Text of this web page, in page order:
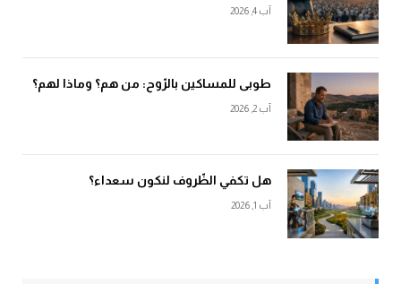
آب 4, 2026
طوبى للمساكين بالرّوح: من هم؟ وماذا لهم؟
آب 2, 2026
هل تكفي الظّروف لنكون سعداء؟
آب 1, 2026